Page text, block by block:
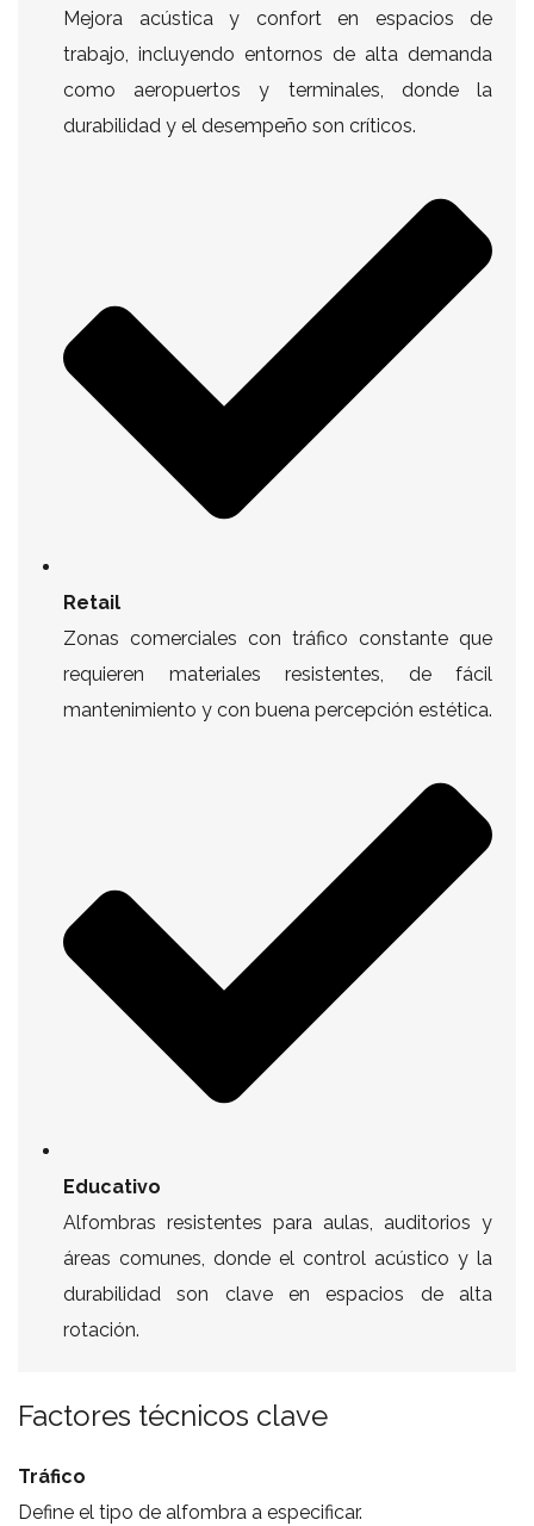
Mejora acústica y confort en espacios de
trabajo, incluyendo entornos de alta demanda
como aeropuertos y terminales, donde la
durabilidad y el desempeño son críticos.
Retail
Zonas comerciales con tráfico constante que
requieren materiales resistentes, de fácil
mantenimiento y con buena percepción estética.
Educativo
Alfombras resistentes para aulas, auditorios y
áreas comunes, donde el control acústico y la
durabilidad son clave en espacios de alta
rotación.
Factores técnicos clave
Tráfico
Define el tipo de alfombra a especificar.